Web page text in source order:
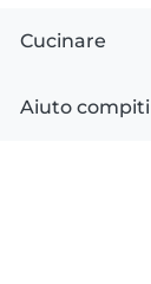
Cucinare
Aiuto compiti